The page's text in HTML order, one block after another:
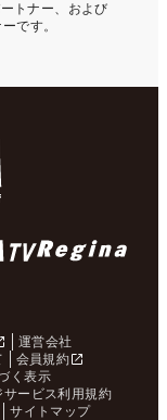
トナー、および
です。
運営会社
会員規約
く表示
サービス利用規約
サイトマップ